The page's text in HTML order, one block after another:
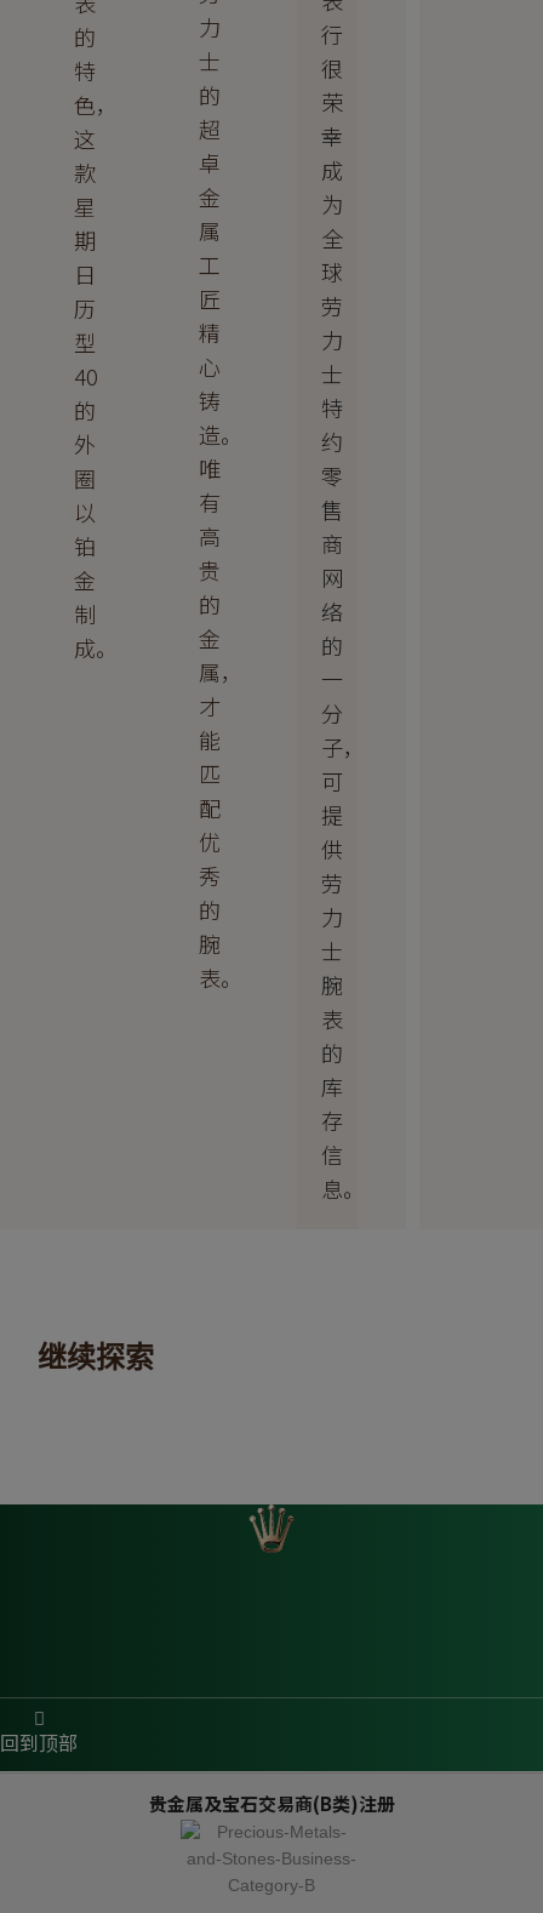
的
特
色，
这
款
星
期
日
历
型
40
的
外
圈
以
铂
金
制
成。
力
士
的
超
卓
金
属
工
匠
精
心
铸
造。
唯
有
高
贵
的
金
属，
才
能
匹
配
优
秀
的
腕
表。
行
很
荣
幸
成
为
全
球
劳
力
士
特
约
零
售
商
网
络
的
一
分
子，
可
提
供
劳
力
士
腕
表
的
库
存
信
息。
继续探索
回到顶部
贵金属及宝石交易商(B类)注册